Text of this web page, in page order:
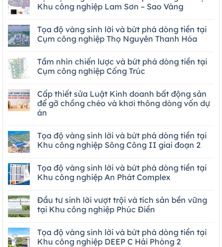
Khu công nghiệp Lam Sơn – Sao Vàng
Tọa độ vàng sinh lời và bứt phá dòng tiền tại
Cụm công nghiệp Thọ Nguyên Thanh Hóa
Tầm nhìn chiến lược và bứt phá dòng tiền tại
Cụm công nghiệp Cống Trúc
Cấp thiết sửa Luật Kinh doanh bất động sản
để gỡ chồng chéo và khơi thông dòng vốn dự
án
Tọa độ vàng sinh lời và bứt phá dòng tiền tại
Khu công nghiệp Sông Công II giai đoạn 2
Tọa độ vàng sinh lời và bứt phá dòng tiền tại
Khu công nghiệp An Phát Complex
Đầu tư sinh lời vượt trội và tích sản bền vững
tại Khu công nghiệp Phúc Điền
Tọa độ vàng sinh lời và bứt phá dòng tiền tại
Khu công nghiệp DEEP C Hải Phòng 2